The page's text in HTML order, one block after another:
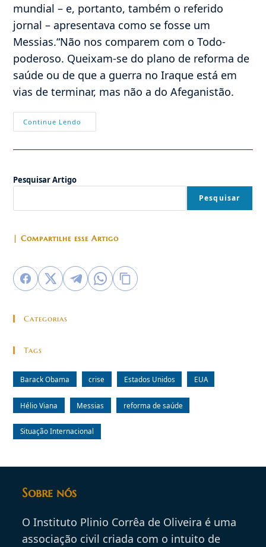
mundial – e, portanto, também o referido
jornal – apresentava como se fosse um
Messias.“Não nos comparem com o Todo-
poderoso. Queixam-se do plano de reforma de
saúde ou de que a guerra no Iraque está em
vias de terminar, mas não a do Afeganistão.
Continue Lendo
O
Pesquisar Artigo
Pesquisar
| Compartilhe esse Artigo
Categorias
Tags
Barack Obama crise Estados Unidos EUA
Hélio Viana Messias reforma de saúde
Situação Internacional
Sobre nós
O Instituto Plinio Corrêa de Oliveira é uma
associação civil criada com o intuito de